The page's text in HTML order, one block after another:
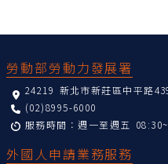
勞動部勞動力發展署
24219 新北市新莊區中平路
(02)8995-6000
服務時間：週一至週五
外國人申請業務服務